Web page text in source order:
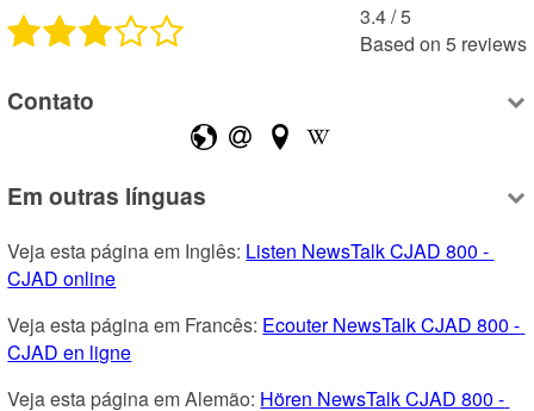
3.4 /5
Based on 5 reviews
Contato
Em outras línguas
Veja esta página em Inglês: Listen NewsTalk CJAD 800 -
CJAD online
Veja esta página em Francês: Ecouter NewsTalk CJAD 800 -
CJAD en ligne
Veja esta página em Alemão: Hören NewsTalk CJAD 800 -